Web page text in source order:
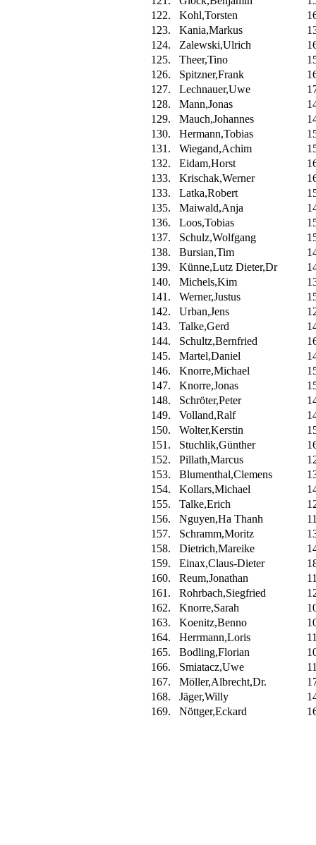
122.
Kohl,Torsten
123.
Kania,Markus
124.
Zalewski,Ulrich
125.
Theer,Tino
126.
Spitzner,Frank
127.
Lechnauer,Uwe
128.
Mann,Jonas
129.
Mauch,Johannes
130.
Hermann,Tobias
131.
Wiegand,Achim
132.
Eidam,Horst
133.
Krischak,Werner
133.
Latka,Robert
135.
Maiwald,Anja
136.
Loos,Tobias
137.
Schulz,Wolfgang
138.
Bursian,Tim
139.
Künne,Lutz Dieter,Dr
140.
Michels,Kim
141.
Werner,Justus
142.
Urban,Jens
143.
Talke,Gerd
144.
Schultz,Bernfried
145.
Martel,Daniel
146.
Knorre,Michael
147.
Knorre,Jonas
148.
Schröter,Peter
149.
Volland,Ralf
150.
Wolter,Kerstin
151.
Stuchlik,Günther
152.
Pillath,Marcus
153.
Blumenthal,Clemens
154.
Kollars,Michael
155.
Talke,Erich
156.
Nguyen,Ha Thanh
157.
Schramm,Moritz
158.
Dietrich,Mareike
159.
Einax,Claus-Dieter
160.
Reum,Jonathan
161.
Rohrbach,Siegfried
162.
Knorre,Sarah
163.
Koenitz,Benno
164.
Herrmann,Loris
165.
Bodling,Florian
166.
Smiatacz,Uwe
167.
Möller,Albrecht,Dr.
168.
Jäger,Willy
169.
Nöttger,Eckard